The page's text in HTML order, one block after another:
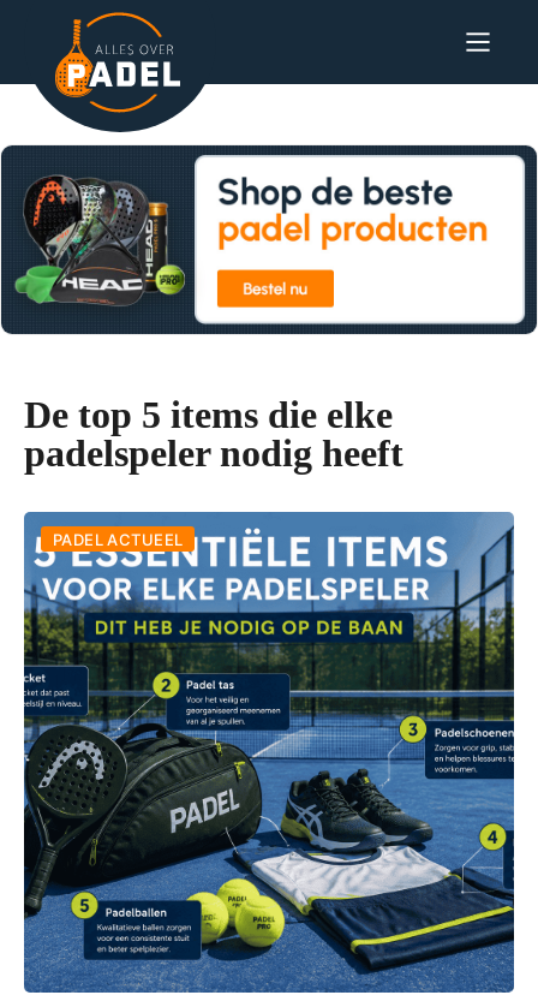
De top 5 items die elke
padelspeler nodig heeft
PADEL ACTUEEL